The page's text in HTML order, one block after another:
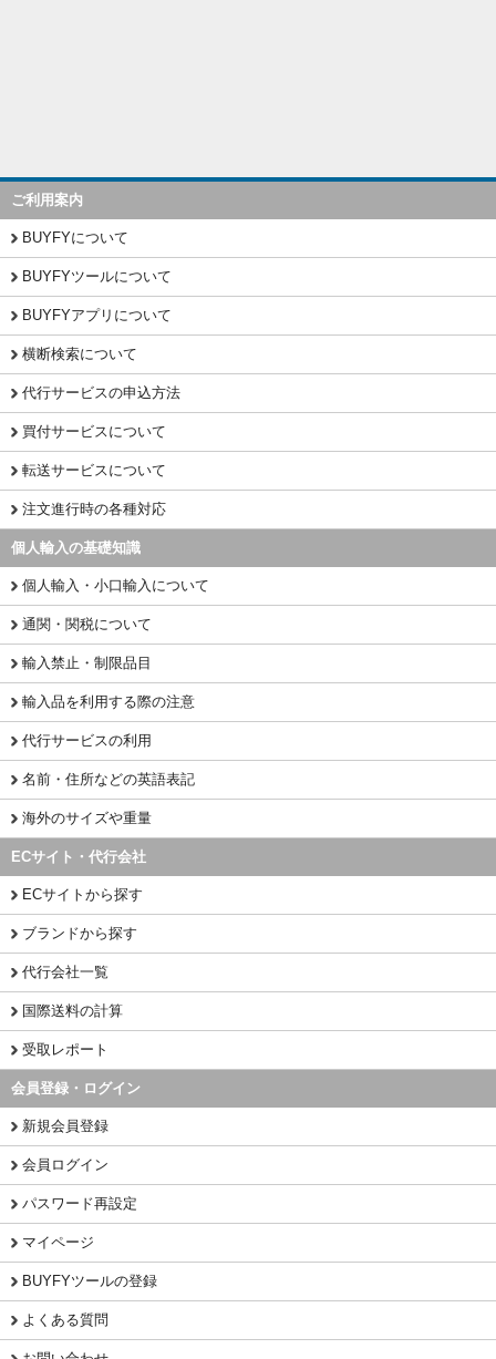
ご利用案内
BUYFYについて
BUYFYツールについて
BUYFYアプリについて
横断検索について
代行サービスの申込方法
買付サービスについて
転送サービスについて
注文進行時の各種対応
個人輸入の基礎知識
個人輸入・小口輸入について
通関・関税について
輸入禁止・制限品目
輸入品を利用する際の注意
代行サービスの利用
名前・住所などの英語表記
海外のサイズや重量
ECサイト・代行会社
ECサイトから探す
ブランドから探す
代行会社一覧
国際送料の計算
受取レポート
会員登録・ログイン
新規会員登録
会員ログイン
パスワード再設定
マイページ
BUYFYツールの登録
よくある質問